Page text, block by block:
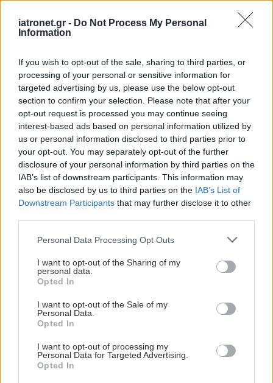
iatronet.gr - Do Not Process My Personal
Information
If you wish to opt-out of the sale, sharing to third parties, or
processing of your personal or sensitive information for
targeted advertising by us, please use the below opt-out
section to confirm your selection. Please note that after your
opt-out request is processed you may continue seeing
interest-based ads based on personal information utilized by
us or personal information disclosed to third parties prior to
your opt-out. You may separately opt-out of the further
disclosure of your personal information by third parties on the
IAB’s list of downstream participants. This information may
also be disclosed by us to third parties on the IAB’s List of
Downstream Participants that may further disclose it to other
Please note that this website/app uses one or more Google
not limited to your visit or usage behaviour. You may click to
grant or deny consent to Google and its third-party tags to
use your data for below specified purposes in below Google
consent section.
Personal Data Processing Opt Outs
I want to opt-out of the Sharing of my
personal data.
Opted In
I want to opt-out of the Sale of my
Personal Data.
Opted In
I want to opt-out of processing my
Personal Data for Targeted Advertising.
Opted In
Φρούτα, σακχαρώδης διαβήτης και καλοκαίρι
Σημάδια διπολικής διαταραχής
Αδ. Γεωργιάδης στη Ρόδο: ''Σε ενάμιση χρόνο, το
νοσοκομείο θα είναι καινούργιο''- 'Αμεσα μέτρα
για την αντιμετώπιση των σοβαρών ελλείψεων
προσωπικού
#TAGS
Παιδική παχυσαρκία
shares
ΔΙΑΒΑΣΤΕ ΑΚΟΜΑ
Η σχέση του σωματικού
βάρους γονέων -